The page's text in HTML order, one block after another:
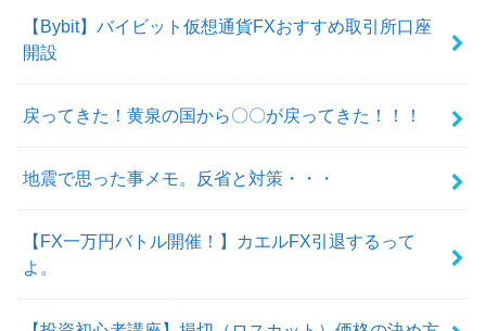
【Bybit】バイビット仮想通貨FXおすすめ取引所口座
開設
戻ってきた！黄泉の国から〇〇が戻ってきた！！！
地震で思った事メモ。反省と対策・・・
【FX一万円バトル開催！】カエルFX引退するって
よ。